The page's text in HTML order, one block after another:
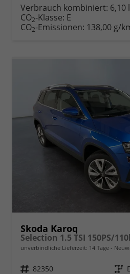
Verbrauch kombiniert: 6,10
CO2-Klasse: E
CO2-Emissionen: 138,00 g/
Skoda Karoq
unverbindliche Lieferzeit: 14 Tage
Fahrzeugnr. 82350 Getriebe